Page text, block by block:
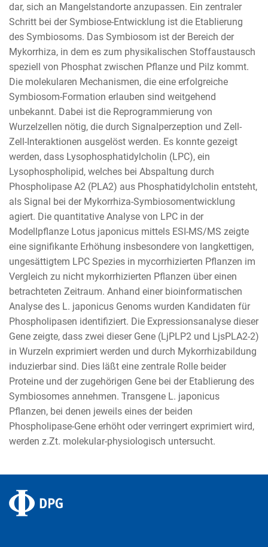
dar, sich an Mangelstandorte anzupassen. Ein zentraler
Schritt bei der Symbiose-Entwicklung ist die Etablierung
des Symbiosoms. Das Symbiosom ist der Bereich der
Mykorrhiza, in dem es zum physikalischen Stoffaustausch
speziell von Phosphat zwischen Pflanze und Pilz kommt.
Die molekularen Mechanismen, die eine erfolgreiche
Symbiosom-Formation erlauben sind weitgehend
unbekannt. Dabei ist die Reprogrammierung von
Wurzelzellen nötig, die durch Signalperzeption und Zell-
Zell-Interaktionen ausgelöst werden. Es konnte gezeigt
werden, dass Lysophosphatidylcholin (LPC), ein
Lysophospholipid, welches bei Abspaltung durch
Phospholipase A2 (PLA2) aus Phosphatidylcholin entsteht,
als Signal bei der Mykorrhiza-Symbiosomentwicklung
agiert. Die quantitative Analyse von LPC in der
Modellpflanze Lotus japonicus mittels ESI-MS/MS zeigte
eine signifikante Erhöhung insbesondere von langkettigen,
ungesättigtem LPC Spezies in mycorrhizierten Pflanzen im
Vergleich zu nicht mykorrhizierten Pflanzen über einen
betrachteten Zeitraum. Anhand einer bioinformatischen
Analyse des L. japonicus Genoms wurden Kandidaten für
Phospholipasen identifiziert. Die Expressionsanalyse dieser
Gene zeigte, dass zwei dieser Gene (LjPLP2 und LjsPLA2-2)
in Wurzeln exprimiert werden und durch Mykorrhizabildung
induzierbar sind. Dies läßt eine zentrale Rolle beider
Proteine und der zugehörigen Gene bei der Etablierung des
Symbiosomes annehmen. Transgene L. japonicus
Pflanzen, bei denen jeweils eines der beiden
Phospholipase-Gene erhöht oder verringert exprimiert wird,
werden z.Zt. molekular-physiologisch untersucht.